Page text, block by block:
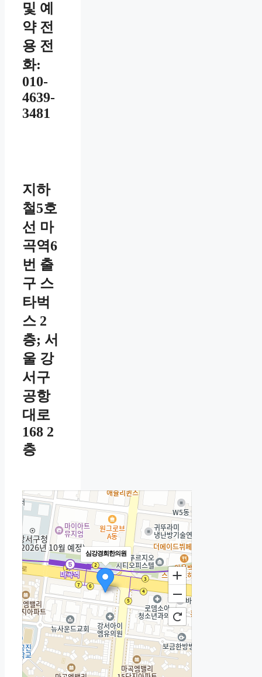
및 예
약 전
용 전
화:
010-
4639-
3481
지하
철5호
선 마
곡역6
번 출
구 스
타벅
스 2
층; 서
울 강
서구
공항
대로
168 2
층
심강경희한의원